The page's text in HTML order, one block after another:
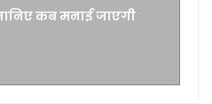
सहमति से किए गए अलगाव
मान्यता नहीं